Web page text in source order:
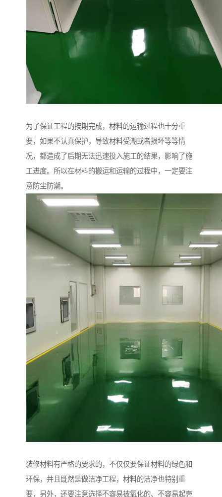
为了保证工程的按期完成，材料的运输过程也十分重
要，如果不认真保护，导致材料受潮或者损坏等等情
况，都造成了后期无法迅速投入施工的结果，影响了施
工进度。所以在材料的搬运和运输的过程中，一定要注
意防尘防潮。
装修材料有严格的要求的，不仅仅要保证材料的绿色和
环保，并且既然是做洁净工程，材料的洁净也特别重
要，另外，还要注意选择不容易被氧化的、不容易起壳